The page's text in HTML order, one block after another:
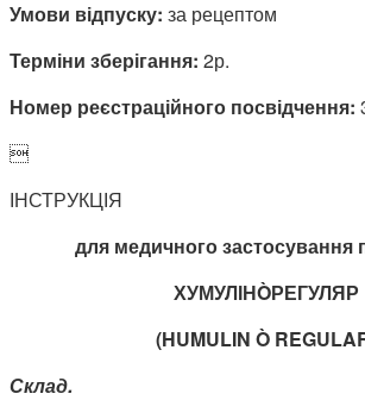
Умови відпуску: за рецептом
Терміни зберігання: 2р.
Номер реєстраційного посвідчення:

ІНСТРУКЦІЯ
для медичного застосування
ХУМУЛІНÒРЕГУЛЯР
(HUMULIN Ò
Склад.